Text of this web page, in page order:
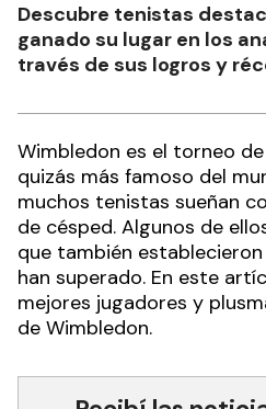
Descubre tenistas
ganado su lugar en los
través de sus logros y
Wimbledon es el torneo
quizás más famoso del
muchos tenistas sueñan
de césped. Algunos de
que también
han superado. En este
mejores jugadores y
de Wimbledon.